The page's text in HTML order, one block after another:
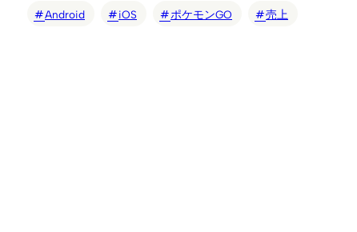
Android iOS ポケモンGO 売上